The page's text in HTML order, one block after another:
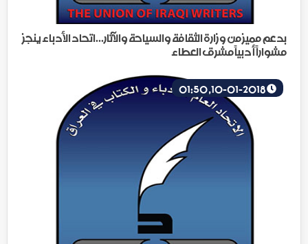
بدعم مميز من وزارة الثقافة والسياحة والآثار...اتحاد الأدباء ينجز
مشواراً أدبياً مشرق العطاء